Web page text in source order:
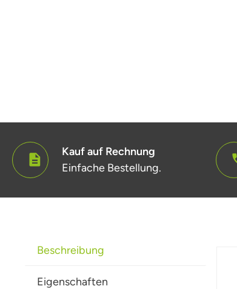
Kauf auf Rechnung
Einfache Bestellung.
Beschreibung
Eigenschaften